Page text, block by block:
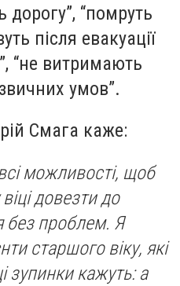
дорогу”, “помруть
після евакуації
“не витримають
умов”.
Смага каже:
можливості, щоб
довезти до
без проблем. Я
старшого віку, які
зупинки кажуть: а